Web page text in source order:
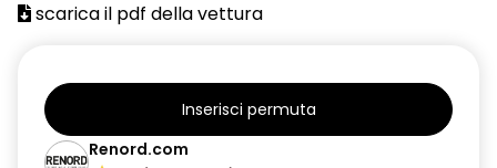
scarica il pdf della vettura
Inserisci permuta
Renord.com